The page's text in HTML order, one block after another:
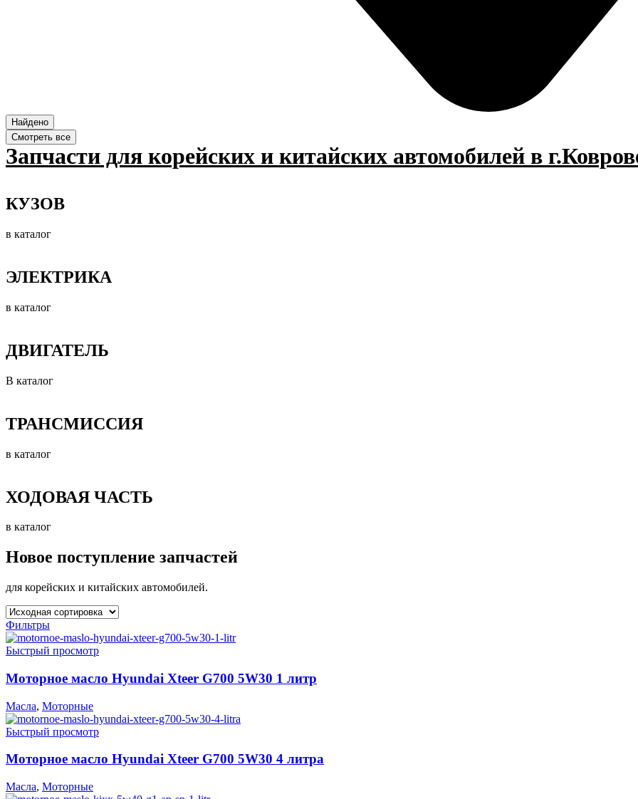
Найдено
Смотреть все
Запчасти для корейских и китайских автомобилей в
КУЗОВ
в каталог
ЭЛЕКТРИКА
в каталог
ДВИГАТЕЛЬ
В каталог
ТРАНСМИССИЯ
в каталог
ХОДОВАЯ ЧАСТЬ
в каталог
Новое поступление запчастей
для корейских и китайских автомобилей.
Фильтры
Быстрый просмотр
Моторное масло Hyundai Xteer G700 5W30 1 литр
Масла, Моторные
Быстрый просмотр
Моторное масло Hyundai Xteer G700 5W30 4 литра
Масла, Моторные